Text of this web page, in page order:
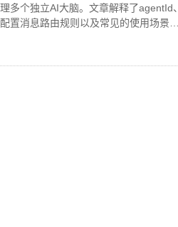
多个独立AI大脑。文章解释了agentId、
消息路由规则以及常见的使用场景。